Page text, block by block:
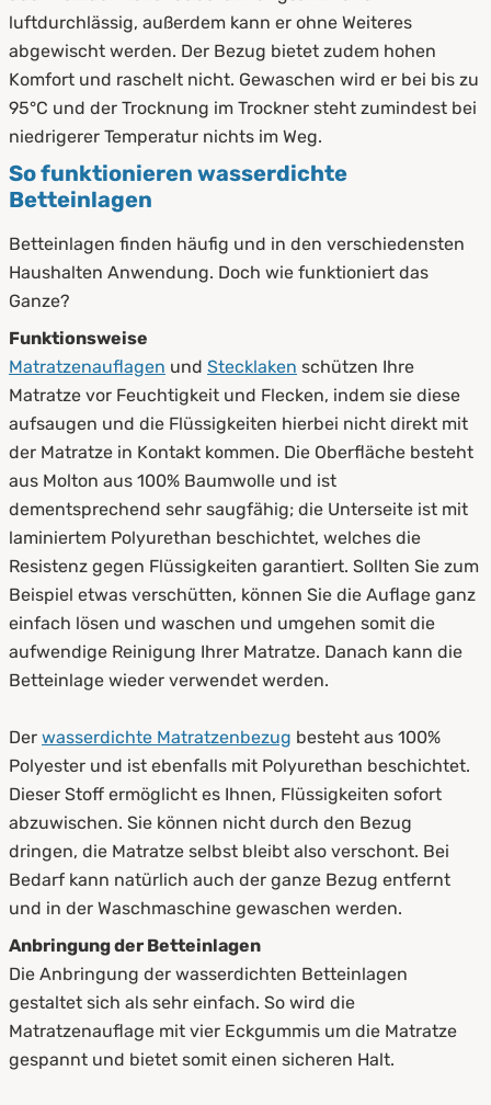
luftdurchlässig, außerdem kann er ohne Weiteres
abgewischt werden. Der Bezug bietet zudem hohen
Komfort und raschelt nicht. Gewaschen wird er bei bis zu
95°C und der Trocknung im Trockner steht zumindest bei
niedrigerer Temperatur nichts im Weg.
So funktionieren wasserdichte
Betteinlagen
Betteinlagen finden häufig und in den verschiedensten
Haushalten Anwendung. Doch wie funktioniert das
Ganze?
Funktionsweise
Matratzenauflagen und Stecklaken schützen Ihre
Matratze vor Feuchtigkeit und Flecken, indem sie diese
aufsaugen und die Flüssigkeiten hierbei nicht direkt mit
der Matratze in Kontakt kommen. Die Oberfläche besteht
aus Molton aus 100% Baumwolle und ist
dementsprechend sehr saugfähig; die Unterseite ist mit
laminiertem Polyurethan beschichtet, welches die
Resistenz gegen Flüssigkeiten garantiert. Sollten Sie zum
Beispiel etwas verschütten, können Sie die Auflage ganz
einfach lösen und waschen und umgehen somit die
aufwendige Reinigung Ihrer Matratze. Danach kann die
Betteinlage wieder verwendet werden.
Der wasserdichte Matratzenbezug besteht aus 100%
Polyester und ist ebenfalls mit Polyurethan beschichtet.
Dieser Stoff ermöglicht es Ihnen, Flüssigkeiten sofort
abzuwischen. Sie können nicht durch den Bezug
dringen, die Matratze selbst bleibt also verschont. Bei
Bedarf kann natürlich auch der ganze Bezug entfernt
und in der Waschmaschine gewaschen werden.
Anbringung der Betteinlagen
Die Anbringung der wasserdichten Betteinlagen
gestaltet sich als sehr einfach. So wird die
Matratzenauflage mit vier Eckgummis um die Matratze
gespannt und bietet somit einen sicheren Halt.